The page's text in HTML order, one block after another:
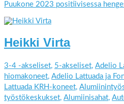
Puukone 2023 positiivisessa
Heikki Virta
3-4 -akseliset, 5-akseliset, Adelio
hiomakoneet, Adelio Lattuada ja
Lattuada KRH-koneet,
työstökeskukset, Alumiinisahat,